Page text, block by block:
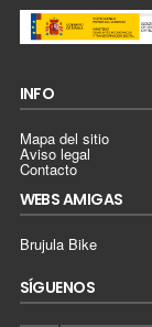
INFO
Mapa del sitio
Aviso legal
Contacto
WEBS AMIGAS
Brujula Bike
SÍGUENOS